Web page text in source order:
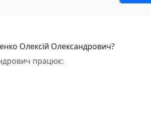
Олексій Олександрович?
працює: